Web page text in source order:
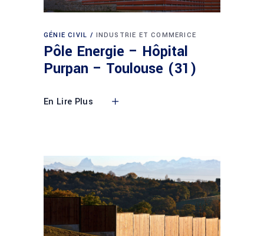
GÉNIE CIVIL INDUSTRIE ET COMMERICE
Pôle Energie – Hôpital
Purpan – Toulouse (31)
En Lire Plus